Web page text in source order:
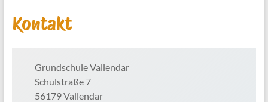
Kontakt
Grundschule Vallendar
Schulstraße 7
56179 Vallendar